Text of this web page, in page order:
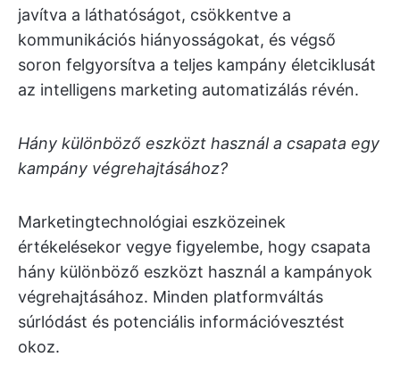
javítva a láthatóságot, csökkentve a
kommunikációs hiányosságokat, és végső
soron felgyorsítva a teljes kampány életciklusát
az intelligens marketing automatizálás révén.
Hány különböző eszközt használ a csapata egy
kampány végrehajtásához?
Marketingtechnológiai eszközeinek
értékelésekor vegye figyelembe, hogy csapata
hány különböző eszközt használ a kampányok
végrehajtásához. Minden platformváltás
súrlódást és potenciális információvesztést
okoz.